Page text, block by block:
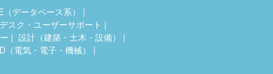
（データベース系）
スク・ユーザーサポート
設計（建築・土木・設備）
（電気・電子・機械）